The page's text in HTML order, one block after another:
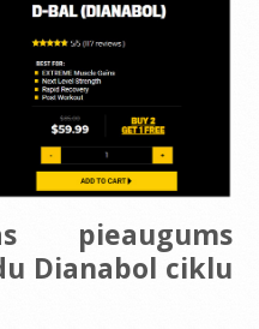
pieaugums
Dianabol ciklu